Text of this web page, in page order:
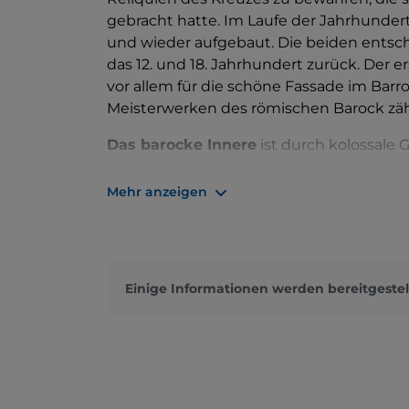
gebracht hatte. Im Laufe der
und wieder aufgebaut. Die beiden
das 12. und 18. Jahrhundert zurück.
vor allem für die schöne Fassade im
Meisterwerken des römischen Barock
Das barocke Innere ist durch kolossale
1492 das Fresko im Becken zu
darstellt. Unter dem Boden der Kapelle
verstreut worden sein, die vom
Mehr anzeigen
Einige Informationen werden